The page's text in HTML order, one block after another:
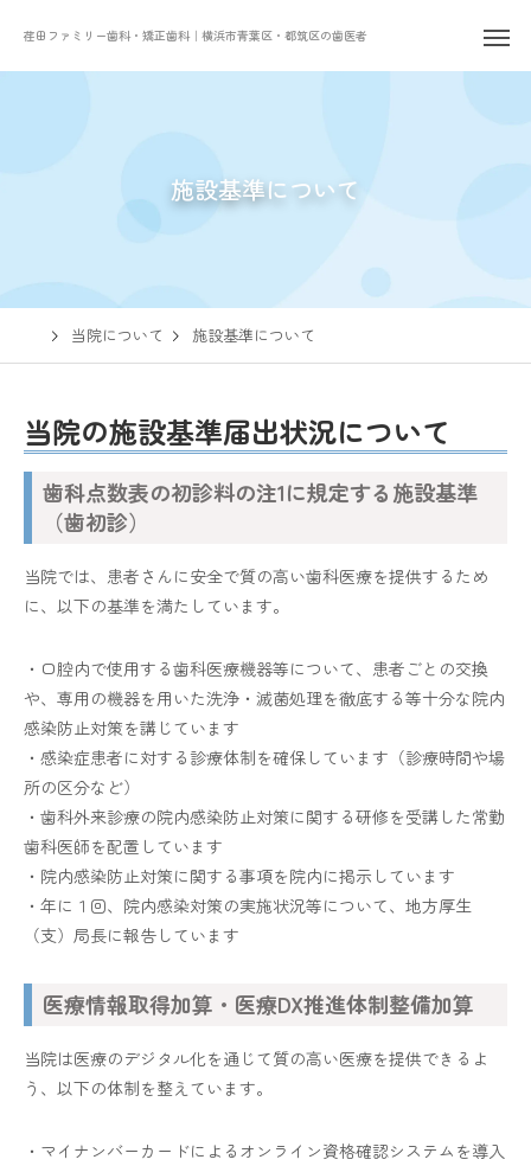
荏田ファミリー歯科・矯正歯科｜横浜市青葉区・都筑区の歯医者
施設基準について
当院について 施設基準について
当院の施設基準届出状況について
歯科点数表の初診料の注1に規定する施設基準
（歯初診）
当院では、患者さんに安全で質の高い歯科医療を提供するため
に、以下の基準を満たしています。
・口腔内で使用する歯科医療機器等について、患者ごとの交換
や、専用の機器を用いた洗浄・滅菌処理を徹底する等十分な院内
感染防止対策を講じています
・感染症患者に対する診療体制を確保しています（診療時間や場
所の区分など）
・歯科外来診療の院内感染防止対策に関する研修を受講した常勤
歯科医師を配置しています
・院内感染防止対策に関する事項を院内に掲示しています
・年に１回、院内感染対策の実施状況等について、地方厚生
（支）局長に報告しています
医療情報取得加算・医療DX推進体制整備加算
当院は医療のデジタル化を通じて質の高い医療を提供できるよ
う、以下の体制を整えています。
・マイナンバーカードによるオンライン資格確認システムを導入